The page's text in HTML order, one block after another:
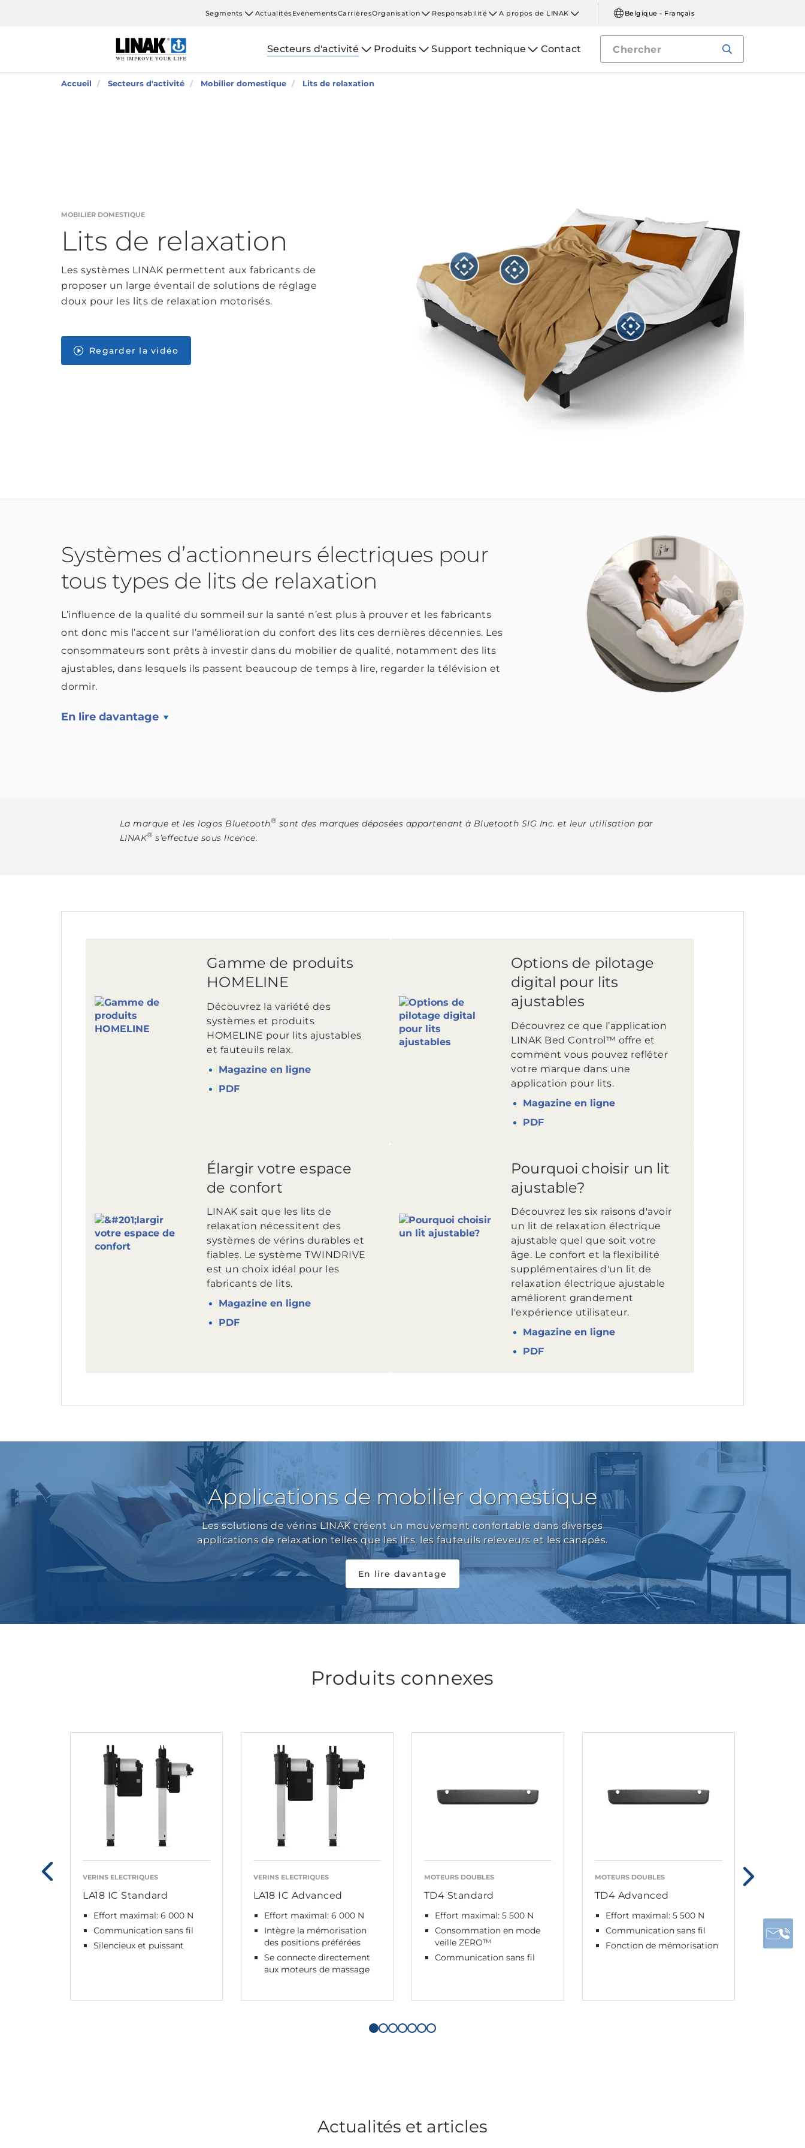
Segments ActualitésEvénementsCarrièresOrganisation Responsabilité A propos de LINAK Belgique - Français
Secteurs d'activité Produits Support technique Contact
Accueil Secteurs d'activité Mobilier domestique Lits de relaxation
MOBILIER DOMESTIQUE
Lits de relaxation
Les systèmes LINAK permettent aux fabricants de
proposer un large éventail de solutions de réglage
doux pour les lits de relaxation motorisés.
Regarder la vidéo
Systèmes d’actionneurs électriques pour
tous types de lits de relaxation
L’influence de la qualité du sommeil sur la santé n’est plus à prouver et les fabricants
ont donc mis l’accent sur l’amélioration du confort des lits ces dernières décennies. Les
consommateurs sont prêts à investir dans du mobilier de qualité, notamment des lits
ajustables, dans lesquels ils passent beaucoup de temps à lire, regarder la télévision et
dormir.
En lire davantage
La marque et les logos Bluetooth® sont des marques déposées appartenant à Bluetooth SIG Inc. et leur utilisation par
LINAK® s’effectue sous licence.
Gamme de produits
HOMELINE
Découvrez la variété des
systèmes et produits
HOMELINE pour lits ajustables
et fauteuils relax.
Magazine en ligne
PDF
Options de pilotage
digital pour lits
ajustables
Découvrez ce que l’application
LINAK Bed Control™ offre et
comment vous pouvez refléter
votre marque dans une
application pour lits.
Magazine en ligne
PDF
Élargir votre espace
de confort
LINAK sait que les lits de
relaxation nécessitent des
systèmes de vérins durables et
fiables. Le système TWINDRIVE
est un choix idéal pour les
fabricants de lits.
Magazine en ligne
PDF
Pourquoi choisir un lit
ajustable?
Découvrez les six raisons d'avoir
un lit de relaxation électrique
ajustable quel que soit votre
âge. Le confort et la flexibilité
supplémentaires d'un lit de
relaxation électrique ajustable
améliorent grandement
l'expérience utilisateur.
Magazine en ligne
PDF
Applications de mobilier domestique
Les solutions de vérins LINAK créent un mouvement confortable dans diverses
applications de relaxation telles que les lits, les fauteuils releveurs et les canapés.
En lire davantage
Produits connexes
VERINS ELECTRIQUES
LA18 IC Standard
Effort maximal: 6 000 N
Communication sans fil
Silencieux et puissant
VERINS ELECTRIQUES
LA18 IC Advanced
Effort maximal: 6 000 N
Intègre la mémorisation
des positions préférées
Se connecte directement
aux moteurs de massage
MOTEURS DOUBLES
TD4 Standard
Effort maximal: 5 500 N
Consommation en mode
veille ZERO™
Communication sans fil
MOTEURS DOUBLES
TD4 Advanced
Effort maximal: 5 500 N
Communication sans fil
Fonction de mémorisation
veille
Actualités et articles